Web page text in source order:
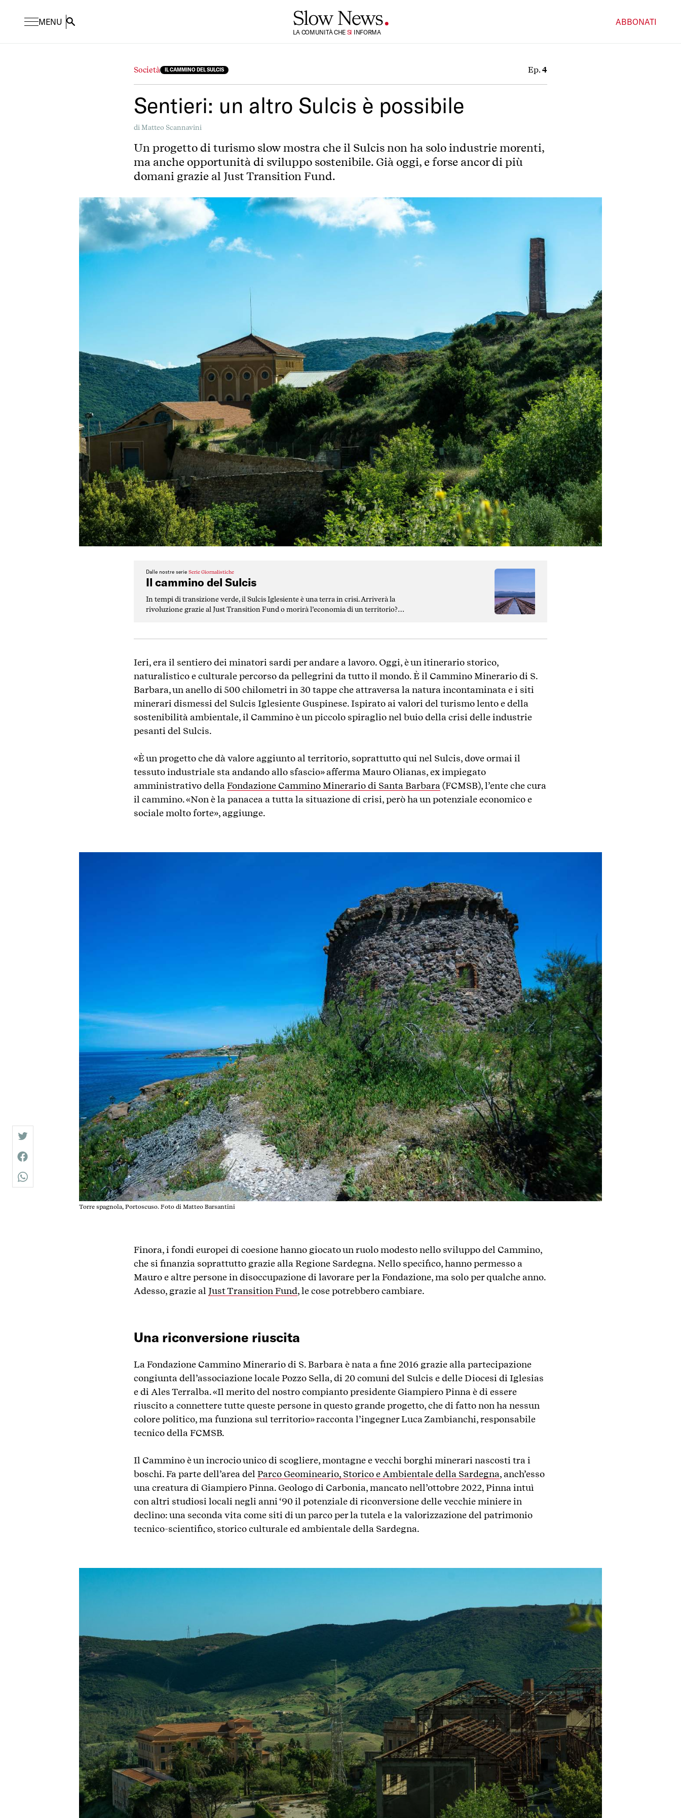
MENU Search
LA COMUNITÀ CHE TI INFORMA
ABBONATI
twitter
facebook
whatsapp
Società IL CAMMINO DEL SULCIS Ep. 4
Sentieri: un altro Sulcis è possibile
di Matteo Scannavini
Un progetto di turismo slow mostra che il Sulcis non ha solo industrie morenti,
ma anche opportunità di sviluppo sostenibile. Già oggi, e forse ancor di più
domani grazie al Just Transition Fund.
Dalle nostre serie Serie Giornalistiche
Il cammino del Sulcis
In tempi di transizione verde, il Sulcis Iglesiente è una terra in crisi. Arriverà la
rivoluzione grazie al Just Transition Fund o morirà l’economia di un territorio?
Ieri, era il sentiero dei minatori sardi per andare a lavoro. Oggi, è un itinerario storico,
naturalistico e culturale percorso da pellegrini da tutto il mondo. È il Cammino Minerario di S.
Barbara, un anello di 500 chilometri in 30 tappe che attraversa la natura incontaminata e i siti
minerari dismessi del Sulcis Iglesiente Guspinese. Ispirato ai valori del turismo lento e della
sostenibilità ambientale, il Camminoè un piccolo spiraglio nel buio della crisi delle industrie
pesanti del Sulcis.
«È un progetto che dà valore aggiunto al territorio, soprattutto qui nel Sulcis, dove ormai il
tessuto industriale sta andando allo sfascio» afferma Mauro Olianas, ex impiegato
amministrativo della Fondazione Cammino Minerario di Santa Barbara (FCMSB), l’ente che cura
il cammino. «Non è la panacea a tutta la situazione di crisi, però ha un potenziale economico e
sociale molto forte», aggiunge.
Torre spagnola, Portoscuso. Foto di Matteo Barsantini
Finora, i fondi europei di coesione hanno giocato un ruolo modesto nello sviluppo del Cammino,
che si finanzia soprattutto grazie alla Regione Sardegna. Nello specifico, hanno permesso a
Mauro e altre persone in disoccupazione di lavorare per la Fondazione, ma solo per qualche anno.
Adesso, grazie al Just Transition Fund, le cose potrebbero cambiare.
Una riconversione riuscita
La Fondazione Cammino Minerario di S. Barbara è nata a fine 2016 grazie alla partecipazione
congiunta dell’associazione locale Pozzo Sella, di 20 comuni del Sulcis e delle Diocesi di Iglesias
e di Ales Terralba. «Il merito del nostro compianto presidente Giampiero Pinna è di essere
riuscito a connettere tutte queste persone in questo grande progetto, che di fatto non ha nessun
colore politico, ma funziona sul territorio» racconta l’ingegner Luca Zambianchi, responsabile
tecnico della FCMSB.
Il Cammino è un incrocio unico di scogliere, montagne e vecchi borghi minerari nascosti tra i
boschi. Fa parte dell’area del Parco Geomineario, Storico e Ambientale della Sardegna, anch’esso
una creatura di Giampiero Pinna. Geologo di Carbonia, mancato nell’ottobre 2022, Pinna intuì
con altri studiosi locali negli anni ‘90 il potenziale di riconversione delle vecchie miniere in
declino: una seconda vita come siti di un parco per la tutela e la valorizzazione del patrimonio
tecnico-scientifico, storico culturale ed ambientale della Sardegna.